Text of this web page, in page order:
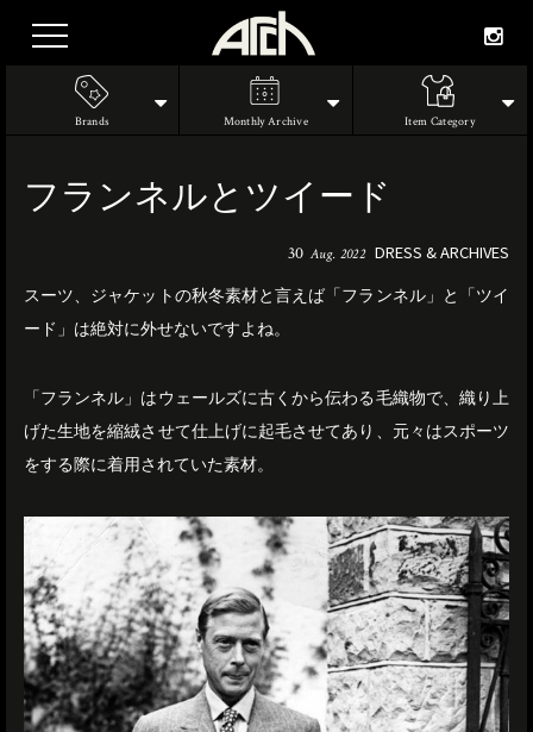
Brands Monthly Archive Item Category
フランネルとツイード
30 Aug. 2022 DRESS & ARCHIVES
スーツ、ジャケットの秋冬素材と言えば「フランネル」と「ツイ
ード」は絶対に外せないですよね。
「フランネル」はウェールズに古くから伝わる毛織物で、織り上
げた生地を縮絨させて仕上げに起毛させてあり、元々はスポーツ
をする際に着用されていた素材。